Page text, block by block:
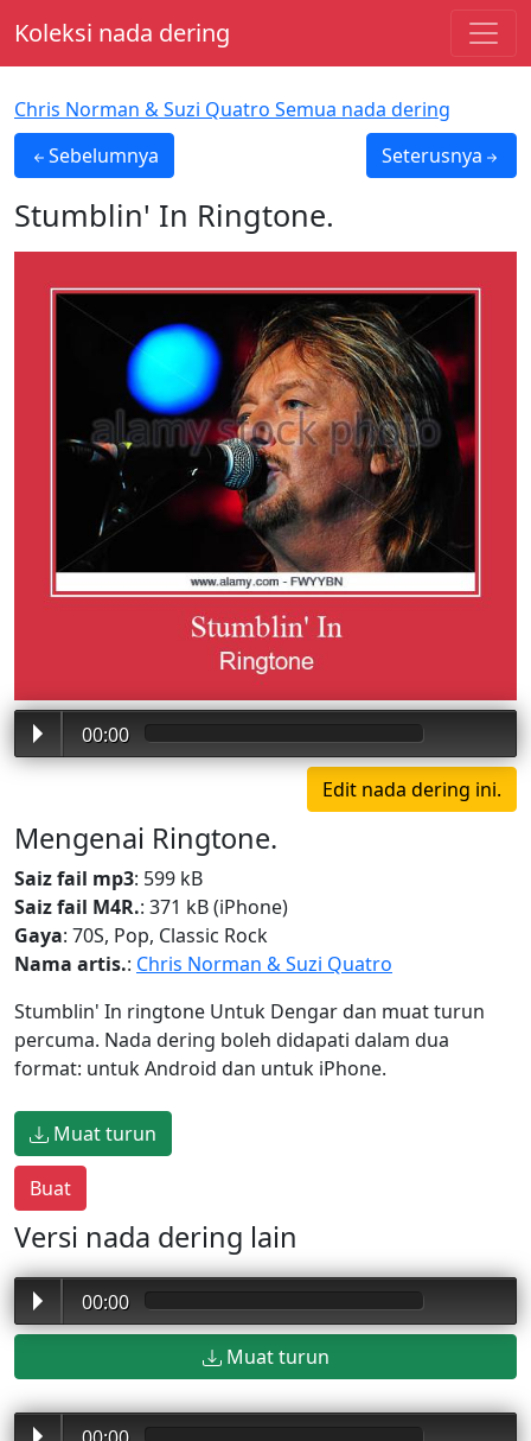
Koleksi nada dering
Chris Norman & Suzi Quatro Semua nada dering
Sebelumnya
Seterusnya
Stumblin' In Ringtone.
00:00
Mengenai Ringtone.
Saiz fail mp3: 599 kB
Saiz fail M4R.: 371 kB (iPhone)
Gaya: 70S, Pop, Classic Rock
Nama artis.: Chris Norman & Suzi Quatro
Stumblin' In ringtone Untuk Dengar dan muat turun
percuma. Nada dering boleh didapati dalam dua
format: untuk Android dan untuk iPhone.
Muat turun
Versi nada dering lain
00:00
Muat turun